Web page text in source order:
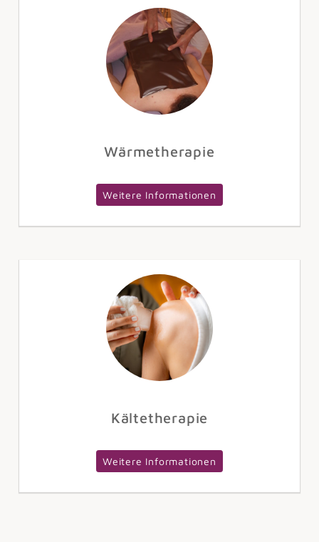
Wärmetherapie
Weitere Informationen
Kältetherapie
Weitere Informationen